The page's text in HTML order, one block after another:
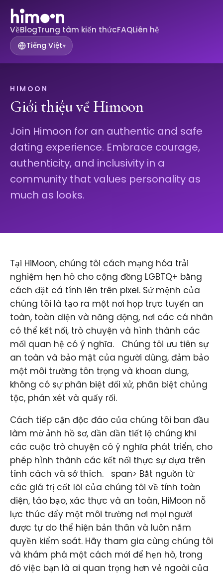
VềBlogTrung tâm kiến ​​thứcFAQLiên hệ
Tiếng Việt▾
HIMOON
Giới thiệu về Himoon
Join Himoon for an authentic and safe
dating experience. Embrace courage,
authenticity, and inclusivity in a
community that values personality as
much as looks.
Tại HiMoon, chúng tôi cách mạng hóa trải
nghiệm hẹn hò cho cộng đồng LGBTQ+ bằng
cách đặt cá tính lên trên pixel. Sứ mệnh của
chúng tôi là tạo ra một nơi họp trực tuyến an
toàn, toàn diện và năng động, nơi các cá nhân
có thể kết nối, trò chuyện và hình thành các
mối quan hệ có ý nghĩa. ​ ​ Chúng tôi ưu tiên sự
an toàn và bảo mật của người dùng, đảm bảo
một môi trường tôn trọng và khoan dung,
không có sự phân biệt đối xử, phân biệt chủng
tộc, phán xét và quấy rối.
Cách tiếp cận độc đáo của chúng tôi ban đầu
làm mờ ảnh hồ sơ, dần dần tiết lộ chúng khi
các cuộc trò chuyện có ý nghĩa phát triển, cho
phép hình thành các kết nối thực sự dựa trên
tính cách và sở thích. ​ ​ span> Bắt nguồn từ
các giá trị cốt lõi của chúng tôi về tính toàn
diện, táo bạo, xác thực và an toàn, HiMoon nỗ
lực thúc đẩy một môi trường nơi mọi người
được tự do thể hiện bản thân và luôn nắm
quyền kiểm soát. Hãy tham gia cùng chúng tôi
và khám phá một cách mới để hẹn hò, trong
đó việc bạn là ai quan trọng hơn vẻ ngoài của